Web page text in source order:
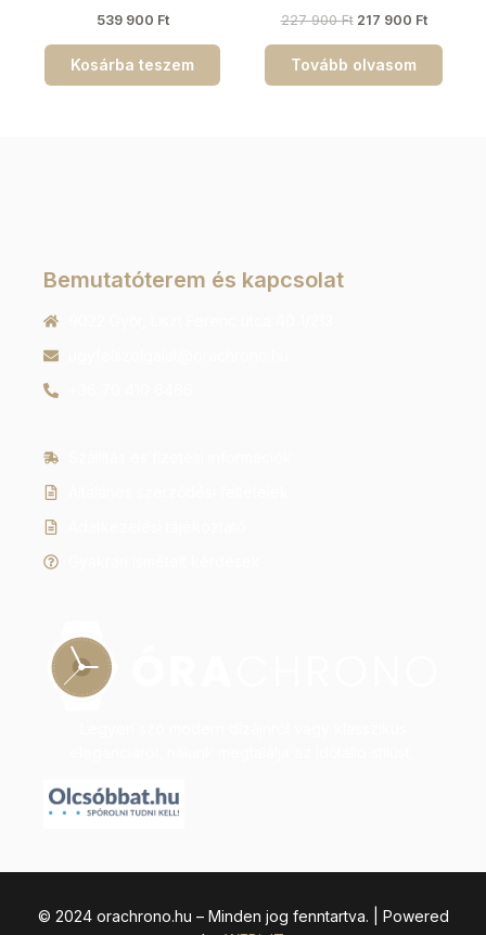
539 900 Ft
Kosárba teszem
227 900Ft 217 900 Ft
Tovább olvasom
Bemutatóterem és kapcsolat
© 2024 orachrono.hu – Minden jog fenntartva. | Powered